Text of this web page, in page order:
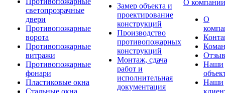
светопрозрачные
двери
Противопожарные
ворота
Противопожарные
витражи
Противопожарные
фонари
Пластиковые окна
Стальные окна
Замер объекта и
проектирование
конструкций
Производство
противопожарных
конструкций
Монтаж, сдача
работ и
исполнительная
документация
О компании
О
Наши
Наши